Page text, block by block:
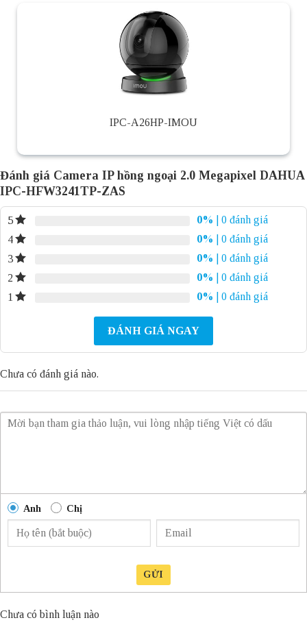
IPC-A26HP-IMOU
Đánh giá Camera IP hồng ngoại 2.0 Megapixel DAHUA
IPC-HFW3241TP-ZAS
5 0%
| 0 đánh giá
4
0%
| 0 đánh giá
3
0%
| 0 đánh giá
2
0%
| 0 đánh giá
1
0% | 0 đánh giá
ĐÁNH GIÁ NGAY
Chưa có đánh giá nào.
Anh Chị
GỬI
Chưa có bình luận nào